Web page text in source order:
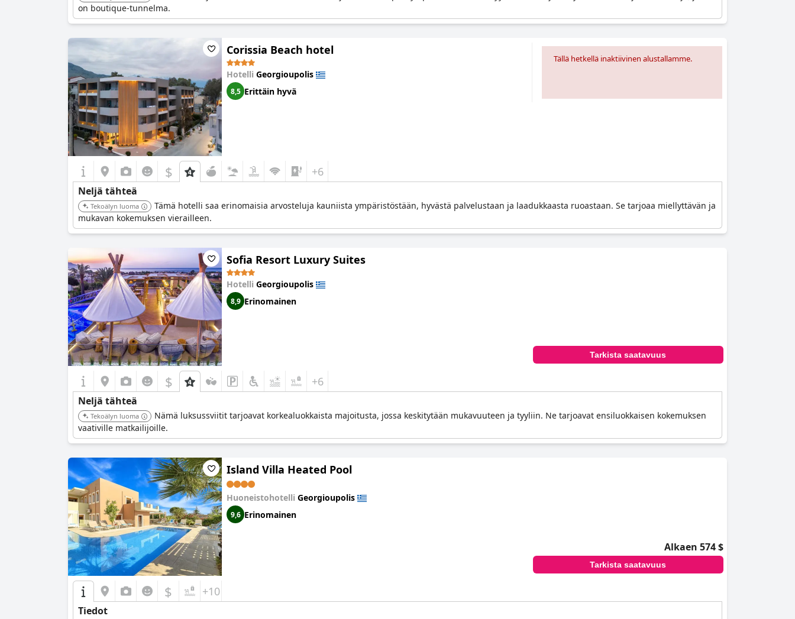
on boutique-tunnelma.
Corissia Beach hotel
Hotelli Georgioupolis
8,5 Erittäin hyvä
Tällä hetkellä inaktiivinen alustallamme.
$ +6
Neljä tähteä
Tekoälyn luoma
Tämä hotelli saa erinomaisia arvosteluja kauniista ympäristöstään, hyvästä palvelustaan ja laadukkaasta ruoastaan. Se tarjoaa miellyttävän ja
mukavan kokemuksen vierailleen.
Sofia Resort Luxury Suites
Hotelli Georgioupolis
8,9 Erinomainen
Tarkista saatavuus
$ +6
Neljä tähteä
Tekoälyn luoma
Nämä luksussviitit tarjoavat korkealuokkaista majoitusta, jossa keskitytään mukavuuteen ja tyyliin. Ne tarjoavat ensiluokkaisen kokemuksen
vaativille matkailijoille.
Island Villa Heated Pool
Huoneistohotelli Georgioupolis
9,6 Erinomainen
Alkaen 574 $
Tarkista saatavuus
$ +10
Tiedot